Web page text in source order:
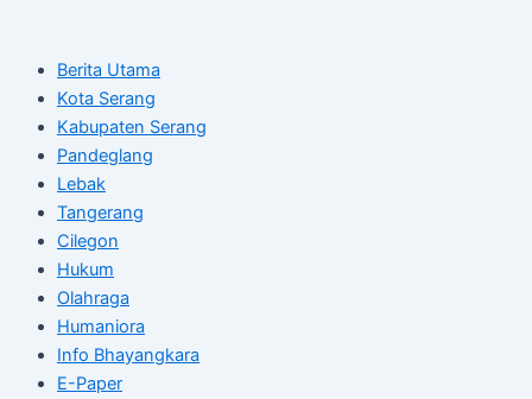
contentBerita Utama
Kota Serang
Kabupaten Serang
Pandeglang
Lebak
Tangerang
Cilegon
Hukum
Olahraga
Humaniora
Info Bhayangkara
E-Paper